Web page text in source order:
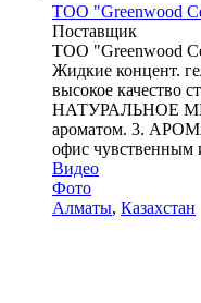
ТОО "Greenwood
Поставщик
ТОО "Greenwood
Жидкие концент.
высокое качество
НАТУРАЛЬНОЕ
ароматом. 3.
офис чувственным
Видео
Фото
Алматы, Казахстан